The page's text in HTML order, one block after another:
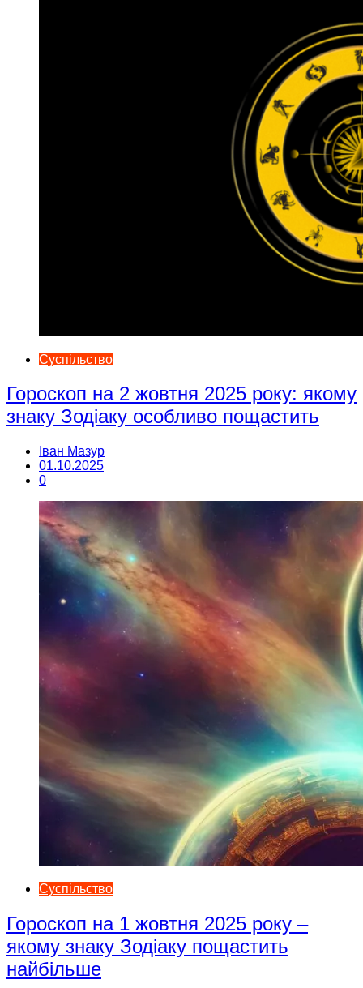
Суспільство
Гороскоп на 2 жовтня 2025 року: якому
знаку Зодіаку особливо пощастить
Іван Мазур
01.10.2025
0
Суспільство
Гороскоп на 1 жовтня 2025 року –
якому знаку Зодіаку пощастить
найбільше